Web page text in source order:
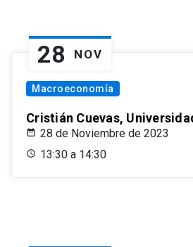
28 NOV
Macroeconomía
Cristián Cuevas,
28 de Noviembre de 2023
13:30 a 14:30